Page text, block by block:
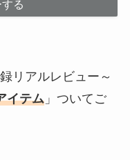
る
リアルレビュー～
イテム」ついてご